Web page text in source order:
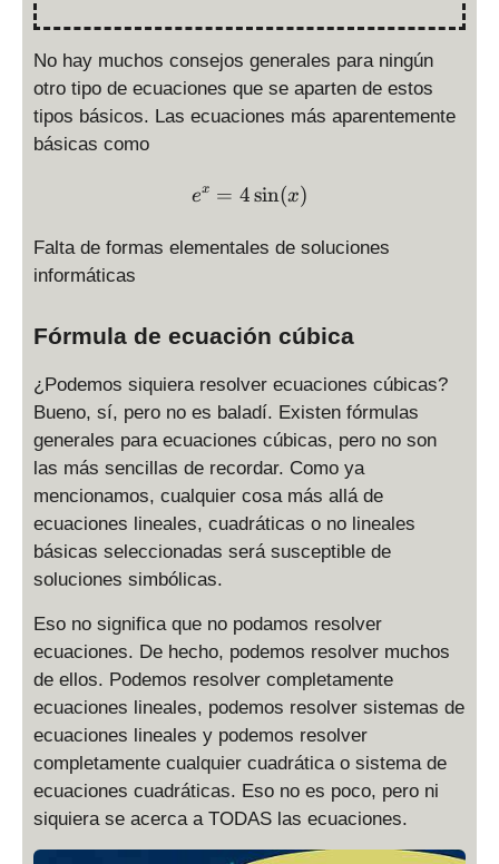
x
))
=
No hay muchos consejos generales para ningún
otro tipo de ecuaciones que se aparten de estos
tipos básicos. Las ecuaciones más aparentemente
básicas como
e^x = 4 \sin(x)
ex = 4sin(x)
Falta de formas elementales de soluciones
informáticas
Fórmula de ecuación cúbica
¿Podemos siquiera resolver ecuaciones cúbicas?
Bueno, sí, pero no es baladí. Existen fórmulas
generales para ecuaciones cúbicas, pero no son
las más sencillas de recordar. Como ya
mencionamos, cualquier cosa más allá de
ecuaciones lineales, cuadráticas o no lineales
básicas seleccionadas será susceptible de
soluciones simbólicas.
Eso no significa que no podamos resolver
ecuaciones. De hecho, podemos resolver muchos
de ellos. Podemos resolver completamente
ecuaciones lineales, podemos resolver sistemas de
ecuaciones lineales y podemos resolver
completamente cualquier cuadrática o sistema de
ecuaciones cuadráticas. Eso no es poco, pero ni
siquiera se acerca a TODAS las ecuaciones.